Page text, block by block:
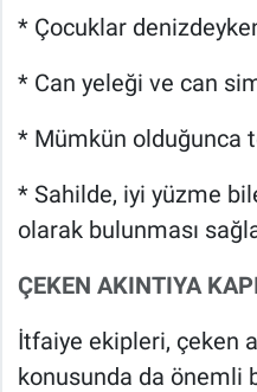
* Çocuklar
* Can yeleği ve can
* Mümkün olduğunca
* Sahilde, iyi yüzme
olarak bulunması
ÇEKEN AKINTIYA
İtfaiye ekipleri, çeken
konusunda da önemli